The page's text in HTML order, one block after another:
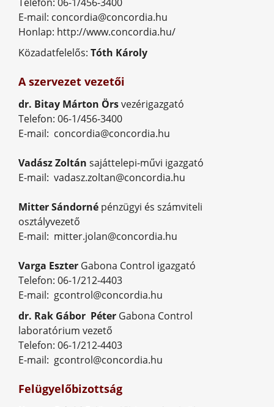
E-mail: concordia@concordia.hu
Honlap: http://www.concordia.hu/
Közadatfelelős: Tóth Károly
A szervezet vezetői
dr. Bitay Márton Örsvezérigazgató
Telefon: 06-1/456-3400
E-mail: concordia@concordia.hu
Vadász Zoltán sajáttelepi-művi igazgató
E-mail: vadasz.zoltan@concordia.hu
Mitter Sándorné pénzügyi és számviteli
osztályvezető
E-mail: mitter.jolan@concordia.hu
Varga Eszter Gabona Control igazgató
Telefon: 06-1/212-4403
E-mail: gcontrol@concordia.hu
dr. Rak Gábor Péter Gabona Control
laboratórium vezető
Telefon: 06-1/212-4403
E-mail: gcontrol@concordia.hu
Felügyelőbizottság